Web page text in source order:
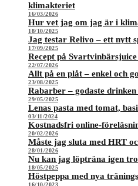
klimakteriet
16/03/2026
Hur vet jag om jag är i
18/10/2025
Jag testar Relivo – ett nytt
17/09/2025
Recept på
22/07/2026
Allt på en plåt – enkel och
23/08/2025
Rabarber – godaste
29/05/2025
Lenas pasta med tomat,
03/11/2024
Kostnadsfri online-
20/02/2026
Måste jag sluta med HRT
28/01/2026
Nu kan jag löpträna igen
18/05/2025
Höstpeppa med nya
16/10/2023